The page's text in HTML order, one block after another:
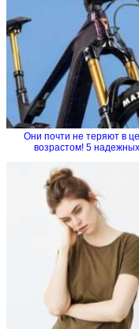
Они почти не теряют в
возрастом! 5